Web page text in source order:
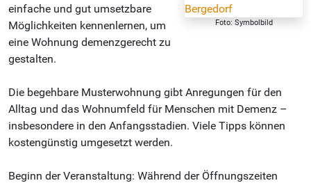
Foto: Symbolbild
einfache und gut umsetzbare
Möglichkeiten kennenlernen, um
eine Wohnung demenzgerecht zu
gestalten.
Die begehbare Musterwohnung gibt Anregungen für den
Alltag und das Wohnumfeld für Menschen mit Demenz –
insbesondere in den Anfangsstadien. Viele Tipps können
kostengünstig umgesetzt werden.
Beginn der Veranstaltung: Während der Öffnungszeiten